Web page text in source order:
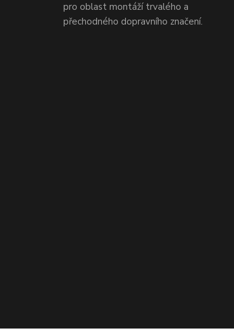
pro oblast montáží trvalého a
přechodného dopravního značení.